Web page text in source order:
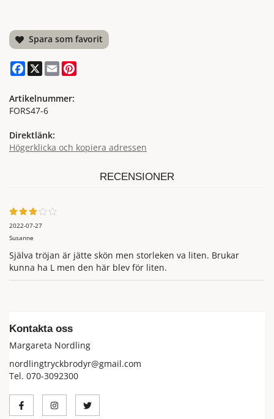
Spara som favorit
Facebook
X Email
Artikelnummer:
FORS47-6
Direktlänk:
Högerklicka och kopiera adressen
RECENSIONER
2022-07-27
Susanne
Själva tröjan är jätte skön men storleken va liten. Brukar
kunna ha L men den här blev för liten.
Kontakta oss
Margareta Nordling
nordlingtryckbrodyr@gmail.com
Tel. 070-3092300